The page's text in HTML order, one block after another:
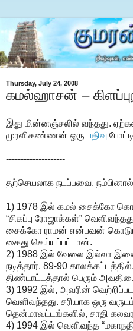
Thursday, July 24, 2008
கமல்ஹாசன் –
இது மின்னஞ்சலில் வந்தது.
முரளிகண்ணன் ஒரு பதிவு
--------------------
தற்செயலாக நடப்பவை.
1) 1978 இல் கமல் சைக்கோ
“சிகப்பு ரோஜாக்கள்”
சைக்கோ ராமன் என்பவன்
கைது செய்யப்பட்டான்.
2) 1988 இல் வேலை இல்லா
நடித்தார். 89-90
திண்டாட்டத்தால் பெரும்
3) 1992 இல், அவரின்
வெளிவந்தது. சரியாக ஒரு
தென்மாவட்டங்களில், சாதி
4) 1994 இல் வெளிவந்த